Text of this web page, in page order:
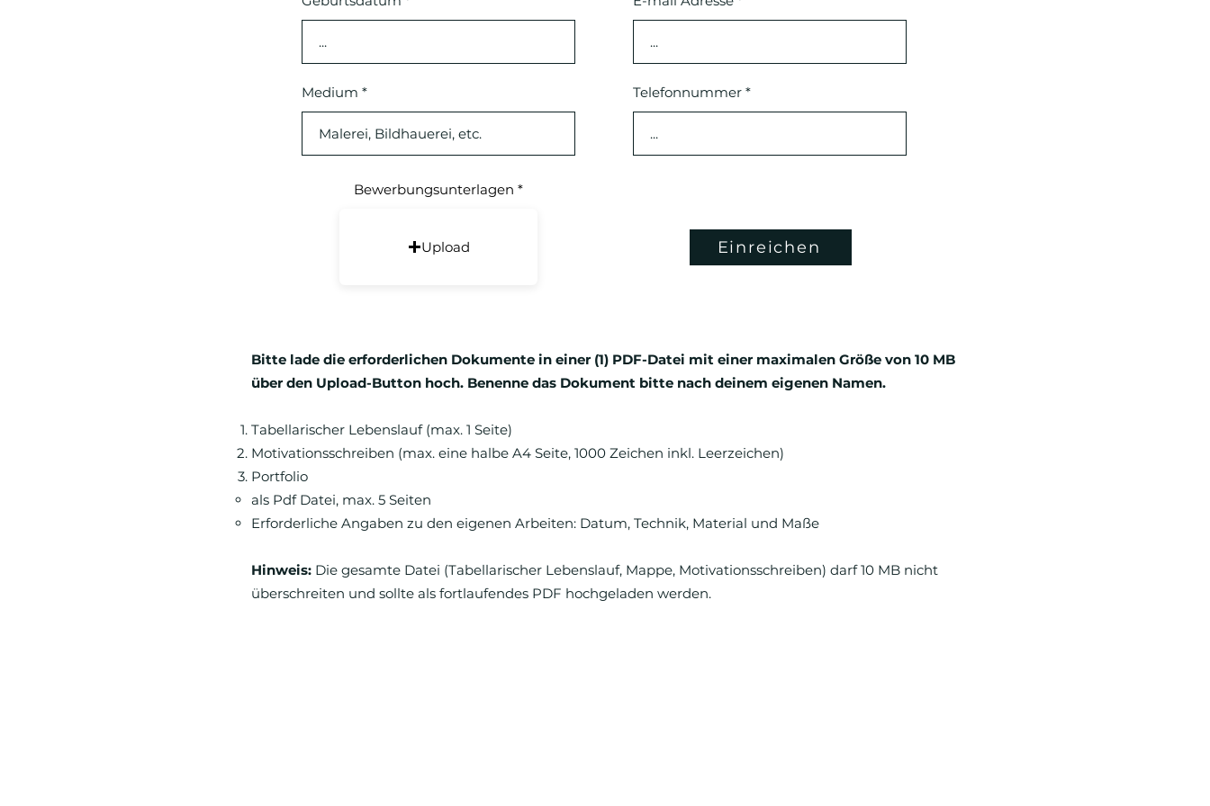
Medium
Bewerbungsunterlagen
Upload
Telefonnummer
Einreichen
Bitte lade die erforderlichen Dokumente in einer (1) PDF-Datei mit einer maximalen Größe von 10 MB
über den Upload-Button hoch. Benenne das Dokument bitte nach deinem eigenen Namen.
Tabellarischer Lebenslauf (max. 1 Seite)
Motivationsschreiben (max. eine halbe A4 Seite, 1000 Zeichen inkl. Leerzeichen)
Portfolio
als Pdf Datei, max. 5 Seiten
Erforderliche Angaben zu den eigenen Arbeiten: Datum, Technik, Material und Maße
Hinweis: Die gesamte Datei (Tabellarischer Lebenslauf, Mappe, Motivationsschreiben) darf 10 MB nicht
überschreiten und sollte als fortlaufendes PDF hochgeladen werden.